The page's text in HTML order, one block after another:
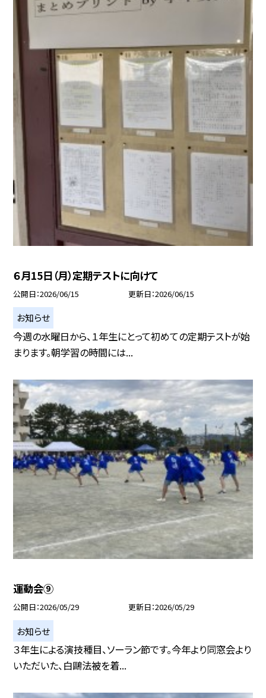
６月15日（月）定期テストに向けて
公開日 2026/06/15 更新日 2026/06/15
お知らせ
今週の水曜日から、１年生にとって初めての定期テストが始
まります。朝学習の時間には...
運動会⑨
公開日 2026/05/29 更新日 2026/05/29
お知らせ
３年生による演技種目、ソーラン節です。今年より同窓会より
いただいた、白鷗法被を着...